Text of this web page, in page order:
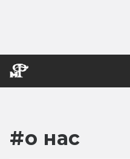
#о нас